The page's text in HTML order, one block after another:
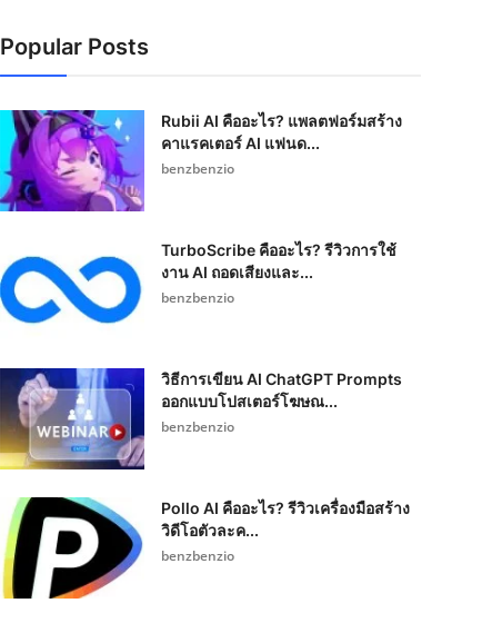
Popular Posts
Rubii AI คืออะไร? แพลตฟอร์มสร้าง
คาแรคเตอร์ AI แฟนด...
benzbenzio
TurboScribe คืออะไร? รีวิวการใช้
งาน AI ถอดเสียงและ...
benzbenzio
วิธีการเขียน AI ChatGPT Prompts
ออกแบบโปสเตอร์โฆษณ...
benzbenzio
Pollo AI คืออะไร? รีวิวเครื่องมือสร้าง
วิดีโอตัวละค...
benzbenzio